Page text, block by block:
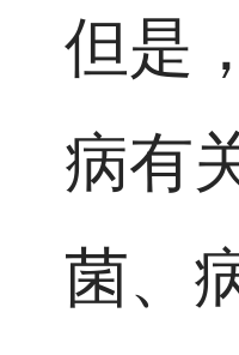
但是
病有
菌、